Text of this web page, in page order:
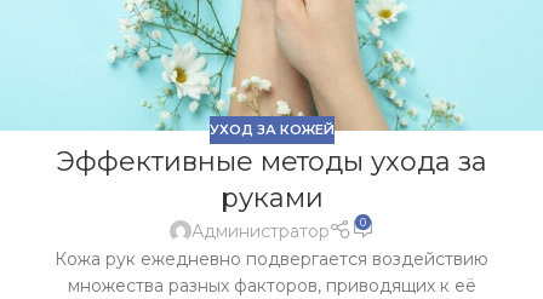
УХОД ЗА КОЖЕЙ
Эффективные методы ухода за
руками
Администратор 0
Кожа рук ежедневно подвергается воздействию
множества разных факторов, приводящих к её